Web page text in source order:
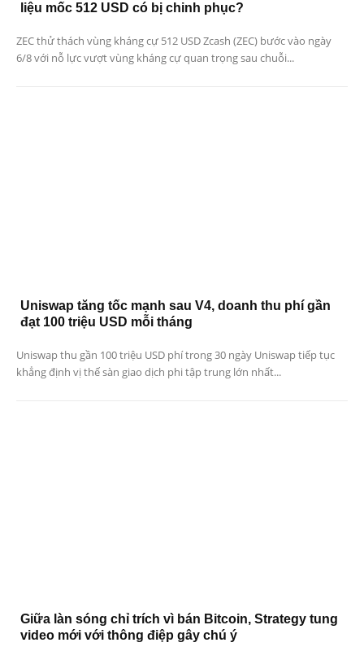
liệu mốc 512 USD có bị chinh phục?
ZEC thử thách vùng kháng cự 512 USD Zcash (ZEC) bước vào ngày
6/8 với nỗ lực vượt vùng kháng cự quan trọng sau chuỗi...
Uniswap tăng tốc mạnh sau V4, doanh thu phí gần
đạt 100 triệu USD mỗi tháng
Uniswap thu gần 100 triệu USD phí trong 30 ngày Uniswap tiếp tục
khẳng định vị thế sàn giao dịch phi tập trung lớn nhất...
Giữa làn sóng chỉ trích vì bán Bitcoin, Strategy tung
video mới với thông điệp gây chú ý